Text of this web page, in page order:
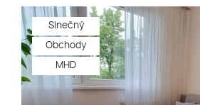
Slnečný
Obchody
MHD